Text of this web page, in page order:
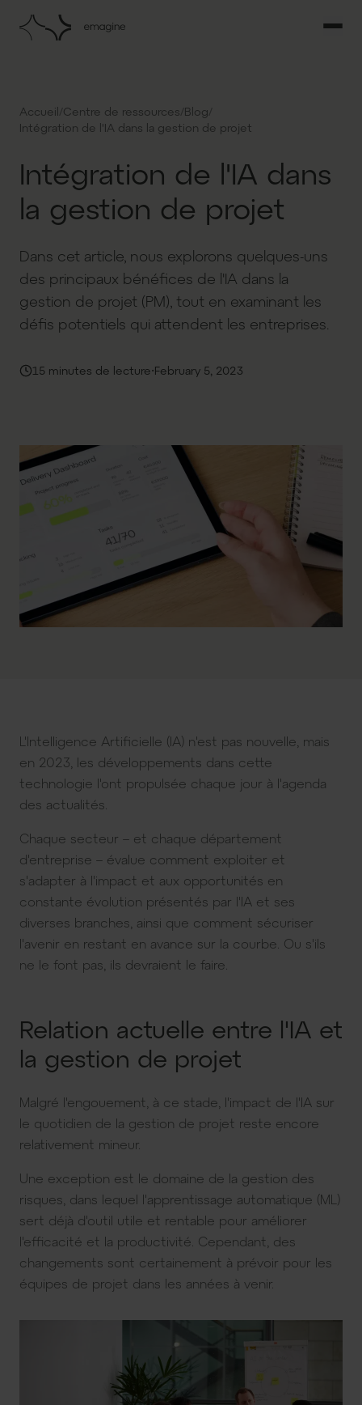
Accueil Centre de ressources Blog
Intégration de l'IA dans la gestion de projet
Intégration de l'IA dans
la gestion de projet
Dans cet article, nous explorons quelques-uns
des principaux bénéfices de l'IA dans la
gestion de projet (PM), tout en examinant les
défis potentiels qui attendent les entreprises.
15 minutes de lecture·February 5, 2023
L'Intelligence Artificielle (IA) n'est pas nouvelle, mais
en 2023, les développements dans cette
technologie l'ont propulsée chaque jour à l'agenda
des actualités.
Chaque secteur – et chaque département
d'entreprise – évalue comment exploiter et
s'adapter à l'impact et aux opportunités en
constante évolution présentés par l'IA et ses
diverses branches, ainsi que comment sécuriser
l'avenir en restant en avance sur la courbe. Ou s'ils
ne le font pas, ils devraient le faire.
Relation actuelle entre l'IA et
la gestion de projet
Malgré l'engouement, à ce stade, l'impact de l'IA sur
le quotidien de la gestion de projet reste encore
relativement mineur.
Une exception est le domaine de la gestion des
risques, dans lequel l'apprentissage automatique (ML)
sert déjà d'outil utile et rentable pour améliorer
l'efficacité et la productivité. Cependant, des
changements sont certainement à prévoir pour les
équipes de projet dans les années à venir.